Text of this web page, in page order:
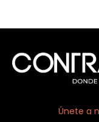
Únete a